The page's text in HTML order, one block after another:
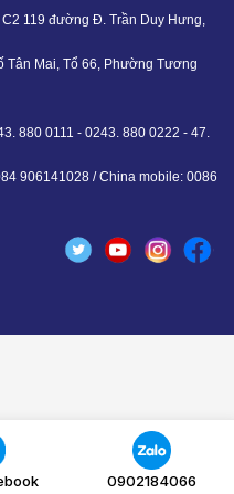
119 đường Đ. Trần Duy Hưng,
Tân Mai, Tổ 66, Phường Tương
880 0111 - 0243. 880 0222 - 47.
906141028 / China mobile: 0086
0902184066